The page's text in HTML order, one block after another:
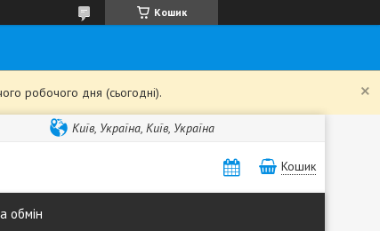
Кошик
робочого дня (сьогодні).
Київ, Україна, Київ, Україна
Кошик
обмін